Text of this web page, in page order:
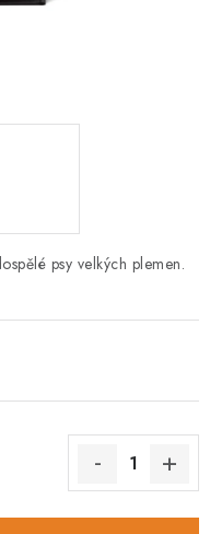
obchodu
psy velkých plemen.